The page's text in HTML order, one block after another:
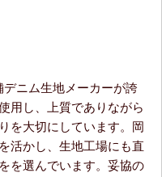
ニム生地メーカーが誇
用し、上質でありながら
を大切にしています。岡
活かし、生地工場にも直
を選んでいます。妥協の